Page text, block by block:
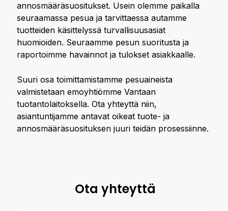
annosmääräsuositukset. Usein olemme paikalla
seuraamassa pesua ja tarvittaessa autamme
tuotteiden käsittelyssä turvallisuusasiat
huomioiden. Seuraamme pesun suoritusta ja
raportoimme havainnot ja tulokset asiakkaalle.
Suuri osa toimittamistamme pesuaineista
valmistetaan emoyhtiömme Vantaan
tuotantolaitoksella. Ota yhteyttä niin,
asiantuntijamme antavat oikeat tuote- ja
annosmääräsuosituksen juuri teidän prosessiinne.
Ota yhteyttä